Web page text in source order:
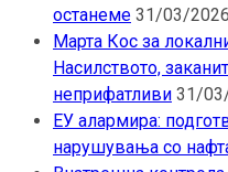
останеме 31/03/2026
Марта Кос за
Насилството,
неприфатливи 31/
ЕУ алармира:
нарушувања со